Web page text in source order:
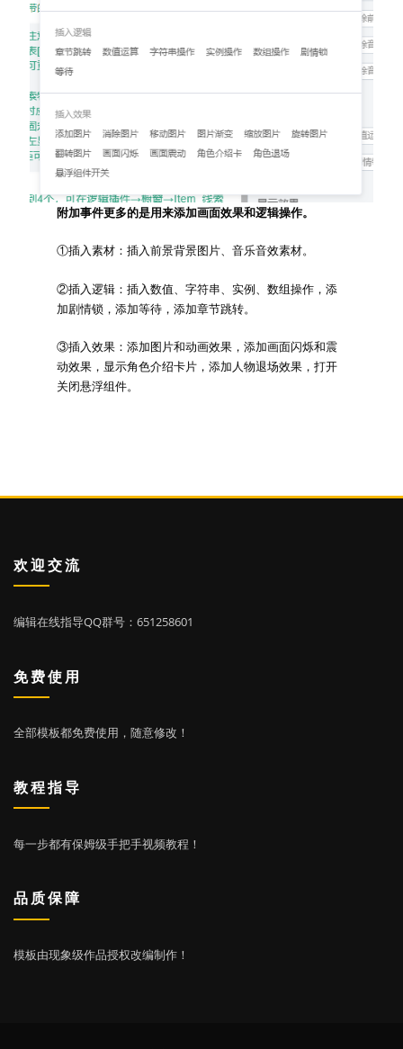
附加事件更多的是用来添加画面效果和逻辑操作。
①插入素材：插入前景背景图片、音乐音效素材。
②插入逻辑：插入数值、字符串、实例、数组操作，添
加剧情锁，添加等待，添加章节跳转。
③插入效果：添加图片和动画效果，添加画面闪烁和震
动效果，显示角色介绍卡片，添加人物退场效果，打开
关闭悬浮组件。
欢迎交流
编辑在线指导QQ群号：651258601
免费使用
全部模板都免费使用，随意修改！
教程指导
每一步都有保姆级手把手视频教程！
品质保障
模板由现象级作品授权改编制作！